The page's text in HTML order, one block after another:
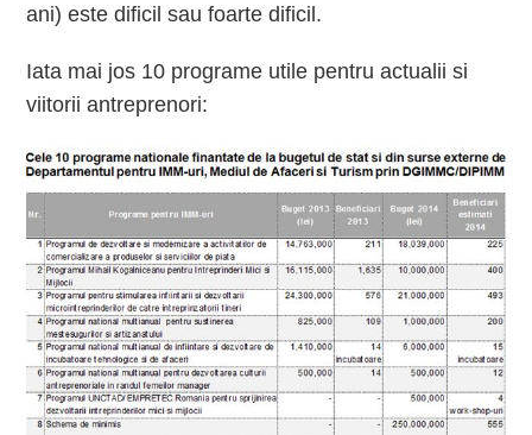
ani) este dificil sau foarte dificil.
Iata mai jos 10 programe utile pentru actualii si
viitorii antreprenori: